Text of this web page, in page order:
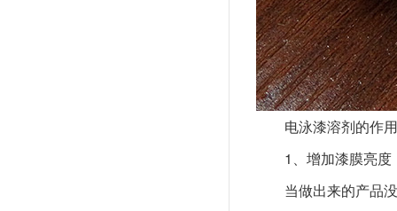
电泳漆溶剂的作
1、增加漆膜亮度
当做出来的产品